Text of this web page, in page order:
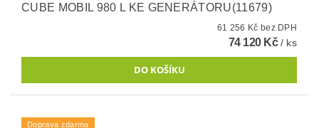
CUBE MOBIL 980 L KE GENERÁTORU(11679)
61 256 Kč bez DPH
74 120 Kč/ ks
Doprava zdarma